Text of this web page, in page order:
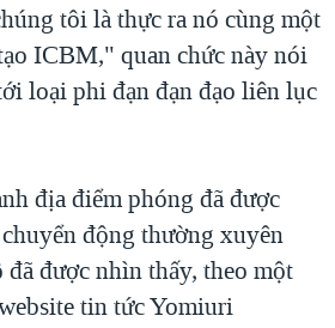
tôi là thực ra nó cùng một
ICBM," quan chức này nói
loại phi đạn đạn đạo liên lục
địa điểm phóng đã được
động thường xuyên
đã được nhìn thấy, theo một
tin tức Yomiuri